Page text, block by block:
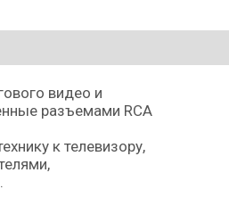
видео и
разъемами RCA
к телевизору,